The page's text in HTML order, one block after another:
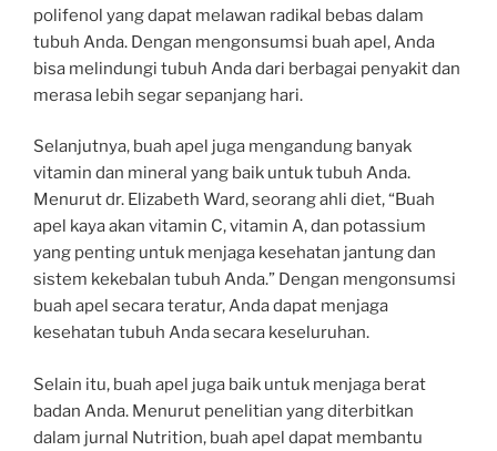
polifenol yang dapat melawan radikal bebas dalam
tubuh Anda. Dengan mengonsumsi buah apel, Anda
bisa melindungi tubuh Anda dari berbagai penyakit dan
merasa lebih segar sepanjang hari.
Selanjutnya, buah apel juga mengandung banyak
vitamin dan mineral yang baik untuk tubuh Anda.
Menurut dr. Elizabeth Ward, seorang ahli diet, “Buah
apel kaya akan vitamin C, vitamin A, dan potassium
yang penting untuk menjaga kesehatan jantung dan
sistem kekebalan tubuh Anda.” Dengan mengonsumsi
buah apel secara teratur, Anda dapat menjaga
kesehatan tubuh Anda secara keseluruhan.
Selain itu, buah apel juga baik untuk menjaga berat
badan Anda. Menurut penelitian yang diterbitkan
dalam jurnal Nutrition, buah apel dapat membantu